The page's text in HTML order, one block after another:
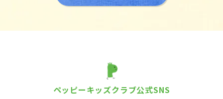
ペッピーキッズクラブ公式SNS